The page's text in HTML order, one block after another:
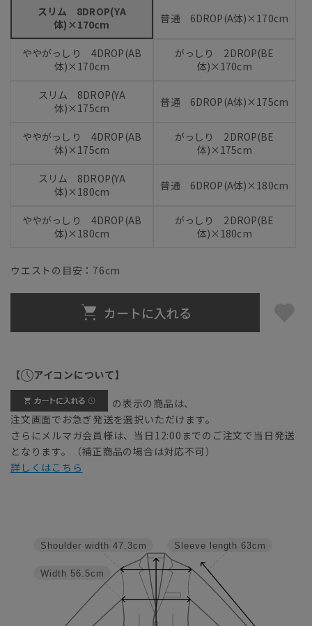
スリム 8DROP(YA
体)×170cm
普通 6DROP(A体)×170cm
ややがっしり 4DROP(AB
体)×170cm
がっしり 2DROP(BE
体)×170cm
スリム 8DROP(YA
体)×175cm
普通 6DROP(A体)×175cm
ややがっしり 4DROP(AB
体)×175cm
がっしり 2DROP(BE
体)×175cm
スリム 8DROP(YA
体)×180cm
普通 6DROP(A体)×180cm
ややがっしり 4DROP(AB
体)×180cm
がっしり 2DROP(BE
体)×180cm
ウエストの目安： 76cm
カートに入れる
【 アイコンについて】
の表示の商品は、
注文画面でお急ぎ発送を選択いただけます。
さらにメルマガ会員様は、当日12:00までのご注文で当日発送
となります。（補正商品の場合は対応不可）
詳しくはこちら
Sleeve length 63cm
Width 56.5cm
Shoulder width 47.3cm